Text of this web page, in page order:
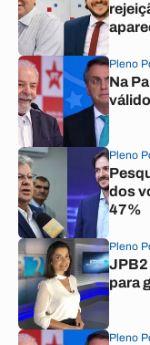
Pleno
Na
Pleno
dos
47%
Pleno
JPB2
para
Pleno